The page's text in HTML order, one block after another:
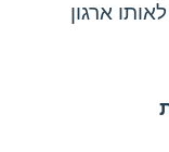
ארגון